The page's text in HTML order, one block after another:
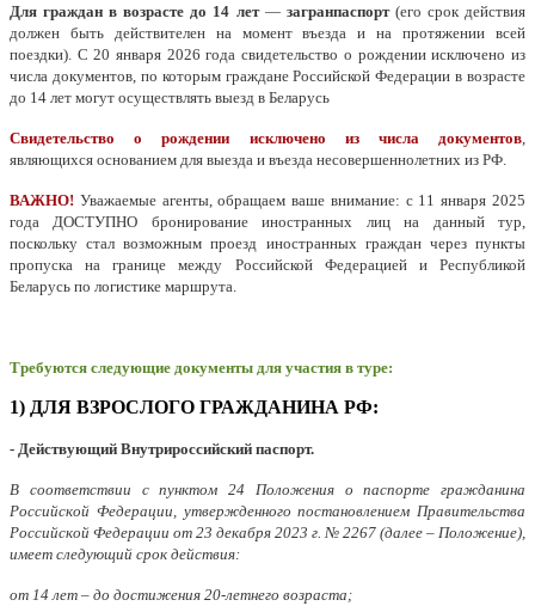
Для граждан в возрасте до 14 лет— загранпаспорт (его срок действия
должен быть действителен на момент въезда и на протяжении всей
поездки). С 20 января 2026 года свидетельство о рождении исключено из
числа документов, по которым граждане Российской Федерации в возрасте
до 14 лет могут осуществлять выезд в Беларусь
Свидетельство о рождении исключено из числа документов
являющихся основанием для выезда и въезда несовершеннолетних из РФ.
ВАЖНО! Уважаемые агенты, обращаем ваше внимание: с 11 января 2025
года ДОСТУПНО бронирование иностранных лиц на данный тур,
поскольку стал возможным проезд иностранных граждан через пункты
пропуска на границе между Российской Федерацией и Республикой
Беларусь по логистике маршрута.
Требуются следующие документы для участия в туре:
1) ДЛЯ ВЗРОСЛОГО ГРАЖДАНИНА РФ:
- Действующий Внутрироссийский паспорт.
В соответствии с пунктом 24 Положения о паспорте гражданина
Российской Федерации, утвержденного постановлением Правительства
Российской Федерации от 23 декабря 2023 г. № 2267 (далее – Положение),
имеет следующий срок действия:
от 14 лет – до достижения 20-летнего возраста;